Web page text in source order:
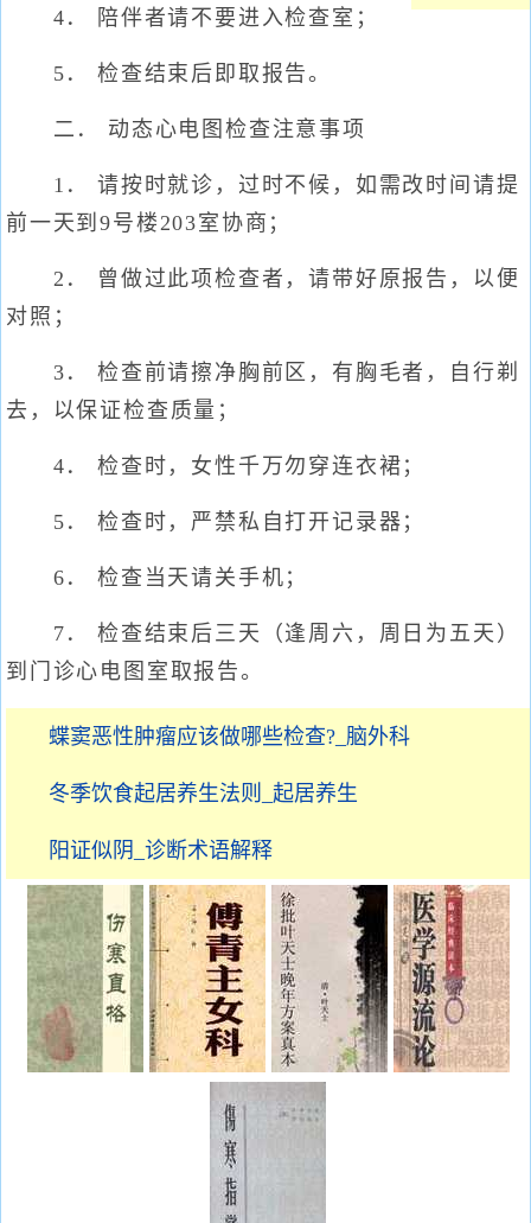
4． 陪伴者请不要进入检查室；
5． 检查结束后即取报告。
二． 动态心电图检查注意事项
1． 请按时就诊，过时不候，如需改时间请提
前一天到9号楼203室协商；
2． 曾做过此项检查者，请带好原报告，以便
对照；
3． 检查前请擦净胸前区，有胸毛者，自行剃
去，以保证检查质量；
4． 检查时，女性千万勿穿连衣裙；
5． 检查时，严禁私自打开记录器；
6． 检查当天请关手机；
7． 检查结束后三天（逢周六，周日为五天）
到门诊心电图室取报告。
蝶窦恶性肿瘤应该做哪些检查?_脑外科
冬季饮食起居养生法则_起居养生
阳证似阴_诊断术语解释